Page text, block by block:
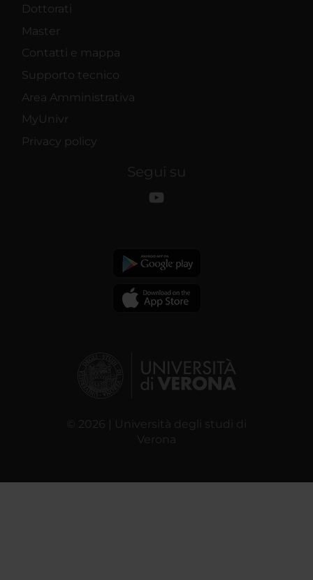
Dottorati
Master
Contatti e mappa
Supporto tecnico
Area Amministrativa
MyUnivr
Privacy policy
Segui su
© 2026 | Università degli studi di
Verona